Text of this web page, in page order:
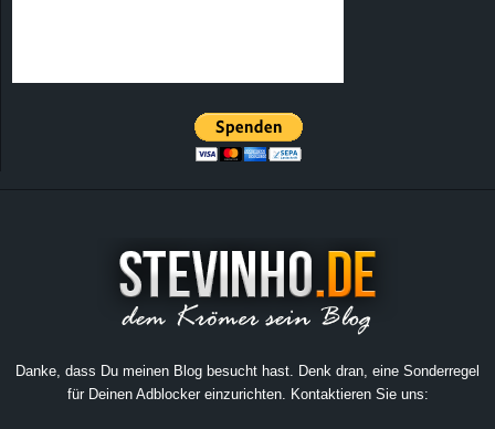
Danke, dass Du meinen Blog besucht hast. Denk dran, eine Sonderregel
für Deinen Adblocker einzurichten. Kontaktieren Sie uns: